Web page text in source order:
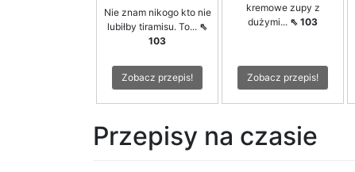
Nie znam nikogo kto nie
lubiłby tiramisu. To... ⇖
103
Zobacz przepis!
kremowe zupy z
dużymi... ⇖ 103
Zobacz przepis!
Przepisy na czasie